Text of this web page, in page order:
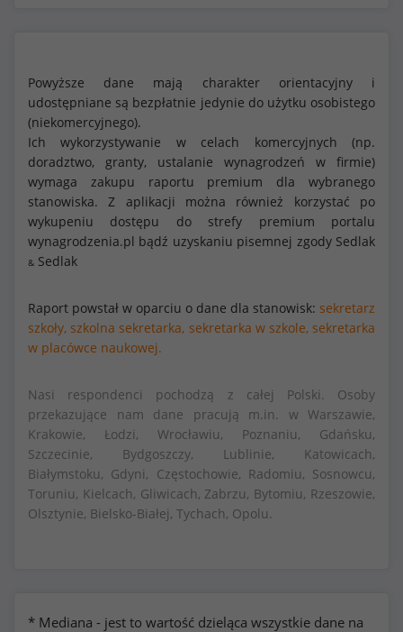
Powyższe dane mają charakter orientacyjny i
udostępniane są bezpłatnie jedynie do użytku osobistego
(niekomercyjnego).
Ich wykorzystywanie w celach komercyjnych (np.
doradztwo, granty, ustalanie wynagrodzeń w firmie)
wymaga zakupu raportu premium dla wybranego
stanowiska. Z aplikacji można również korzystać po
wykupeniu dostępu do strefy premium portalu
wynagrodzenia.pl bądź uzyskaniu pisemnej zgody Sedlak
& Sedlak
Raport powstał w oparciu o dane dla stanowisk: sekretarz
szkoły, szkolna sekretarka, sekretarka w szkole, sekretarka
w placówce naukowej.
Nasi respondenci pochodzą z całej Polski. Osoby
przekazujące nam dane pracują m.in. w Warszawie,
Krakowie, Łodzi, Wrocławiu, Poznaniu, Gdańsku,
Szczecinie, Bydgoszczy, Lublinie, Katowicach,
Białymstoku, Gdyni, Częstochowie, Radomiu, Sosnowcu,
Toruniu, Kielcach, Gliwicach, Zabrzu, Bytomiu, Rzeszowie,
Olsztynie, Bielsko-Białej, Tychach, Opolu.
* Mediana - jest to wartość dzieląca wszystkie dane na